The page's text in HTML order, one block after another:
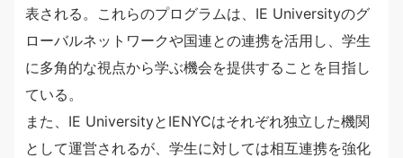
表される。これらのプログラムは、IE Universityのグ
ローバルネットワークや国連との連携を活用し、学生
に多角的な視点から学ぶ機会を提供することを目指し
ている。
また、IE UniversityとIENYCはそれぞれ独立した機関
として運営されるが、学生に対しては相互連携を強化